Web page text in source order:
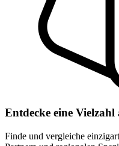
Entdecke eine
Finde und vergleiche